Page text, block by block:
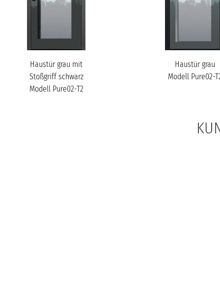
Haustür grau mit
Stoßgriff schwarz
Modell Pure02-T2
Haustür grau
Modell Pure02-